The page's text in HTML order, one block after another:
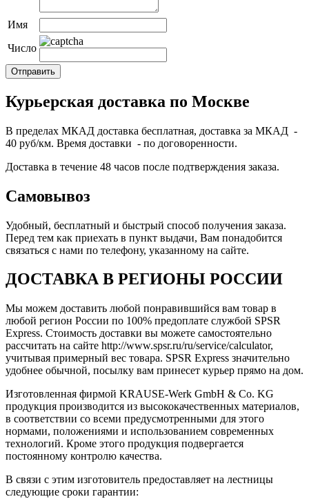
Имя
Число
Курьерская доставка по Москве
В пределах МКАД доставка бесплатная, доставка за МКАД -
40 руб/км. Время доставки - по договоренности.
Доставка в течение 48 часов после подтверждения заказа.
Самовывоз
Удобный, бесплатный и быстрый способ получения заказа.
Перед тем как приехать в пункт выдачи, Вам понадобится
связаться с нами по телефону, указанному на сайте.
ДОСТАВКА В РЕГИОНЫ РОССИИ
Мы можем доставить любой понравившийся вам товар в
любой регион России по 100% предоплате службой SPSR
Express. Стоимость доставки вы можете самостоятельно
рассчитать на сайте http://www.spsr.ru/ru/service/calculator,
учитывая примерный вес товара. SPSR Express значительно
удобнее обычной, посылку вам принесет курьер прямо на дом.
Изготовленная фирмой KRAUSE-Werk GmbH & Со. KG
продукция производится из высококачественных материалов,
в соответствии со всеми предусмотренными для этого
нормами, положениями и использованием современных
технологий. Кроме этого продукция подвергается
постоянному контролю качества.
В связи с этим изготовитель предоставляет на лестницы
следующие сроки гарантии: